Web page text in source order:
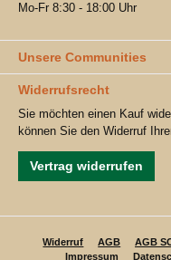
Mo-Fr 8:30 - 18:00 Uhr
Unsere Communities
Widerrufsrecht
Sie möchten einen Kauf
können Sie den Widerruf
Vertrag widerrufen
Widerruf AGB AGB
Impressum